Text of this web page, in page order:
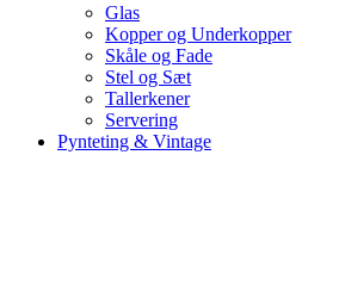
Glas
Kopper og Underkopper
Skåle og Fade
Stel og Sæt
Tallerkener
Servering
Pynteting & Vintage